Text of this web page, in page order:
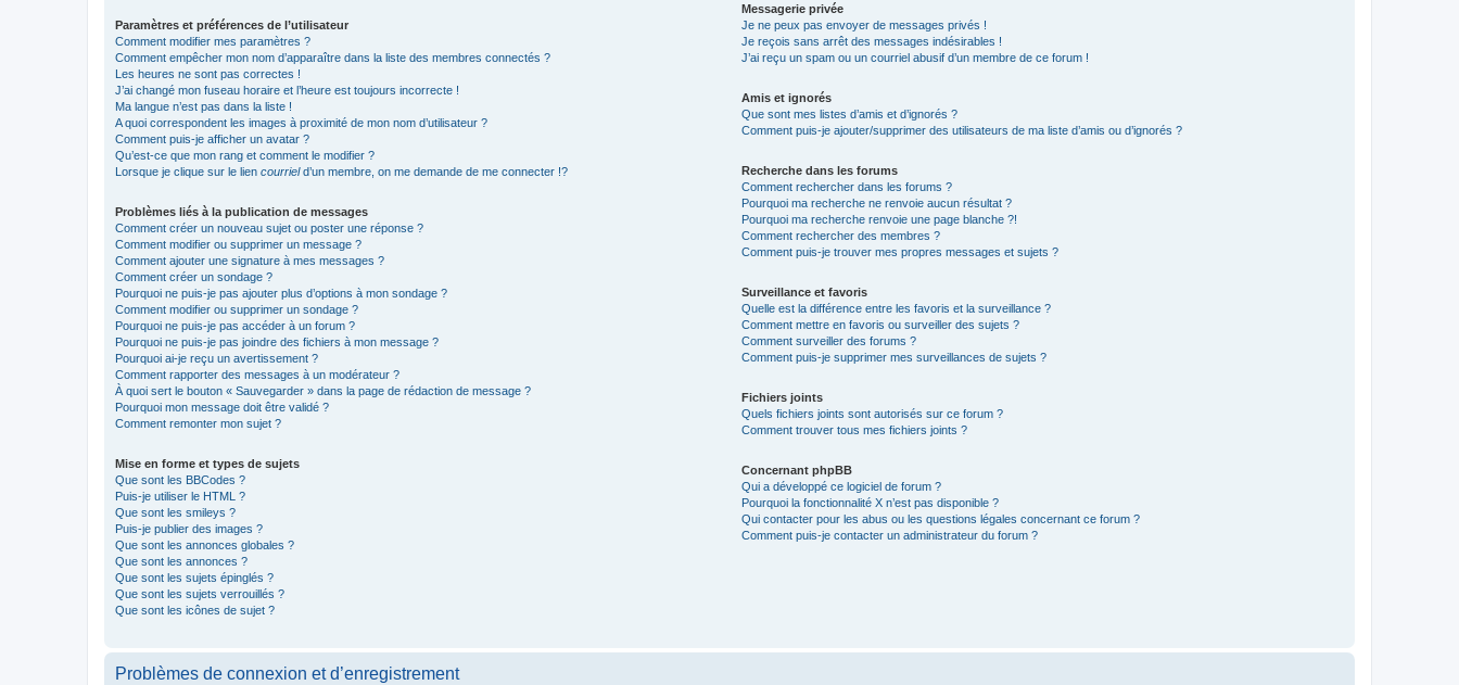
Paramètres et préférences de l’utilisateur
Comment modifier mes paramètres ?
Comment empêcher mon nom d’apparaître dans la liste des membres connectés ?
Les heures ne sont pas correctes !
J’ai changé mon fuseau horaire et l’heure est toujours incorrecte !
Ma langue n’est pas dans la liste !
A quoi correspondent les images à proximité de mon nom d’utilisateur ?
Comment puis-je afficher un avatar ?
Qu’est-ce que mon rang et comment le modifier ?
Lorsque je clique sur le lien courrield’un membre, on me demande de me connecter !?
Problèmes liés à la publication de messages
Comment créer un nouveau sujet ou poster une réponse ?
Comment modifier ou supprimer un message ?
Comment ajouter une signature à mes messages ?
Comment créer un sondage ?
Pourquoi ne puis-je pas ajouter plus d’options à mon sondage ?
Comment modifier ou supprimer un sondage ?
Pourquoi ne puis-je pas accéder à un forum ?
Pourquoi ne puis-je pas joindre des fichiers à mon message ?
Pourquoi ai-je reçu un avertissement ?
Comment rapporter des messages à un modérateur ?
À quoi sert le bouton « Sauvegarder » dans la page de rédaction de message ?
Pourquoi mon message doit être validé ?
Comment remonter mon sujet ?
Mise en forme et types de sujets
Que sont les BBCodes ?
Puis-je utiliser le HTML ?
Que sont les smileys ?
Puis-je publier des images ?
Que sont les annonces globales ?
Que sont les annonces ?
Que sont les sujets épinglés ?
Que sont les sujets verrouillés ?
Que sont les icônes de sujet ?
Messagerie privée
Je ne peux pas envoyer de messages privés !
Je reçois sans arrêt des messages indésirables !
J’ai reçu un spam ou un courriel abusif d’un membre de ce forum !
Amis et ignorés
Que sont mes listes d’amis et d’ignorés ?
Comment puis-je ajouter/supprimer des utilisateurs de ma liste d’amis ou d’ignorés ?
Recherche dans les forums
Comment rechercher dans les forums ?
Pourquoi ma recherche ne renvoie aucun résultat ?
Pourquoi ma recherche renvoie une page blanche ?!
Comment rechercher des membres ?
Comment puis-je trouver mes propres messages et sujets ?
Surveillance et favoris
Quelle est la différence entre les favoris et la surveillance ?
Comment mettre en favoris ou surveiller des sujets ?
Comment surveiller des forums ?
Comment puis-je supprimer mes surveillances de sujets ?
Fichiers joints
Quels fichiers joints sont autorisés sur ce forum ?
Comment trouver tous mes fichiers joints ?
Concernant phpBB
Qui a développé ce logiciel de forum ?
Pourquoi la fonctionnalité X n’est pas disponible ?
Qui contacter pour les abus ou les questions légales concernant ce forum ?
Comment puis-je contacter un administrateur du forum ?
Problèmes de connexion et d’enregistrement